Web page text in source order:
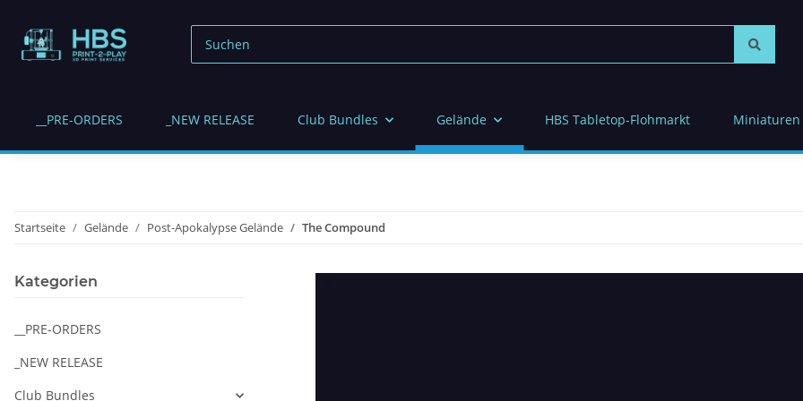
__PRE-ORDERS _NEW RELEASE Club Bundles Gelände HBS Tabletop-Flohmarkt Miniaturen
Startseite Gelände Post-Apokalypse Gelände The Compound
Kategorien
__PRE-ORDERS
_NEW RELEASE
Club Bundles